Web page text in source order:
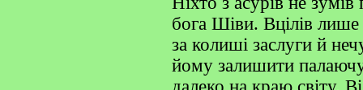
бога Шіви. Вцілів
за колиші заслуги й
йому залишити